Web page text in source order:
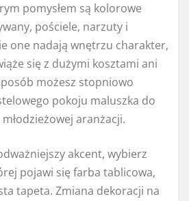
pomysłem są kolorowe
pościele, narzuty i
one nadają wnętrzu charakter,
się z dużymi kosztami ani
możesz stopniowo
pokoju maluszka do
aranżacji.
akcent, wybierz
pojawi się farba tablicowa,
tapeta. Zmiana dekoracji na